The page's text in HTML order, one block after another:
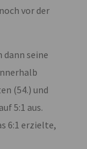
vor der
seine
(54.) und
5:1 aus.
6:1 erzielte,